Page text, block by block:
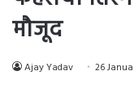
मौजूद
Ajay Yadav 26